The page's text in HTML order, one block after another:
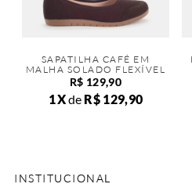
SAPATILHA CAFÉ EM
MALHA SOLADO FLEXÍVEL
R$ 129,90
1 de R$ 129,90
INSTITUCIONAL